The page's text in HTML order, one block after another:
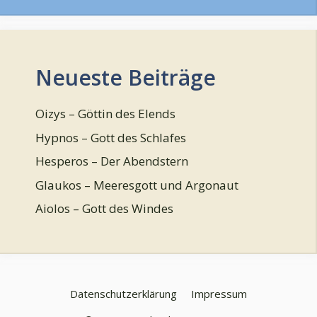
Neueste Beiträge
Oizys – Göttin des Elends
Hypnos – Gott des Schlafes
Hesperos – Der Abendstern
Glaukos – Meeresgott und Argonaut
Aiolos – Gott des Windes
Datenschutzerklärung
Impressum